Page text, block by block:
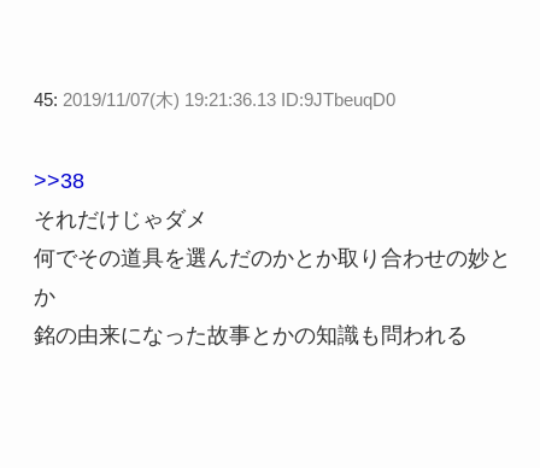
45: 2019/11/07(木) 19:21:36.13 ID:9JTbeuqD0
>>38
それだけじゃダメ
何でその道具を選んだのかとか取り合わせの妙と
か
銘の由来になった故事とかの知識も問われる